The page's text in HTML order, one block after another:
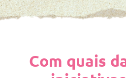
Com quais